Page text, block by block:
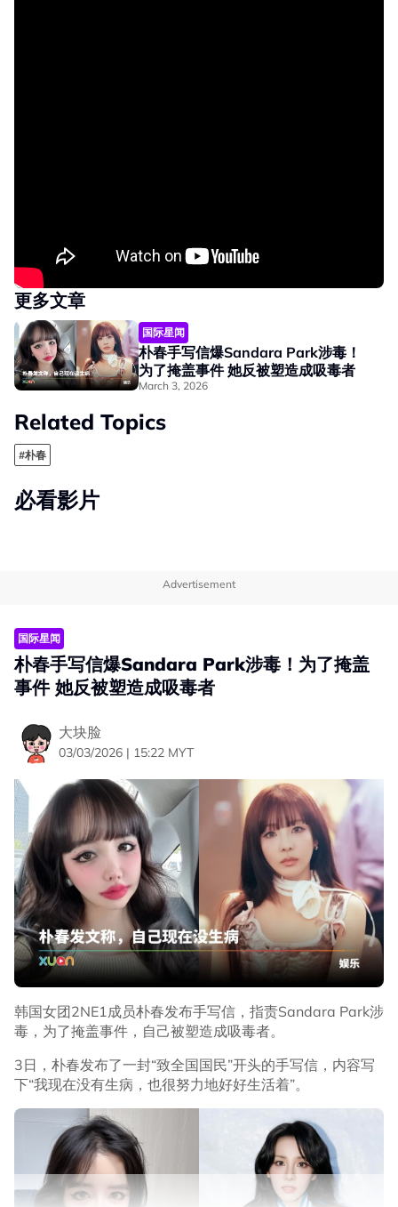
更多文章
国际星闻
朴春手写信爆Sandara Park涉毒！
为了掩盖事件 她反被塑造成吸毒者
March 3, 2026
Related Topics
#朴春
必看影片
Advertisement
国际星闻
朴春手写信爆Sandara Park涉毒！为了掩盖
事件 她反被塑造成吸毒者
大块脸
03/03/2026 | 15:22 MYT
韩国女团2NE1成员朴春发布手写信，指责Sandara Park涉
毒，为了掩盖事件，自己被塑造成吸毒者。
3日，朴春发布了一封“致全国国民”开头的手写信，内容写
下“我现在没有生病，也很努力地好好生活着”。